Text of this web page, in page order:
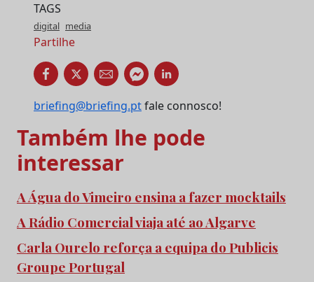
TAGS
digital media
Partilhe
briefing@briefing.ptfale connosco!
Também lhe pode
interessar
A Água do Vimeiro ensina a fazer mocktails
A Rádio Comercial viaja até ao Algarve
Carla Ourelo reforça a equipa do Publicis
Groupe Portugal